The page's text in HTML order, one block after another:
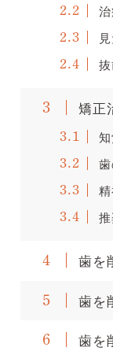
2.2
2.3
2.4
3 矯正
3.1
3.2
3.3
3.4
4 歯を
5 歯を
6 歯を